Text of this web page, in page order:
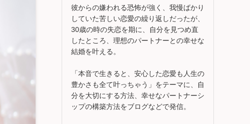
彼からの嫌われる恐怖が強く、我慢ばかり
していた苦しい恋愛の繰り返しだったが、
30歳の時の失恋を期に、自分を見つめ直
したところ、理想のパートナーとの幸せな
結婚を叶える。
「本音で生きると、安心した恋愛も人生の
豊かさも全て叶っちゃう」をテーマに、自
分を大切にする方法、幸せなパートナーシ
ップの構築方法をブログなどで発信。